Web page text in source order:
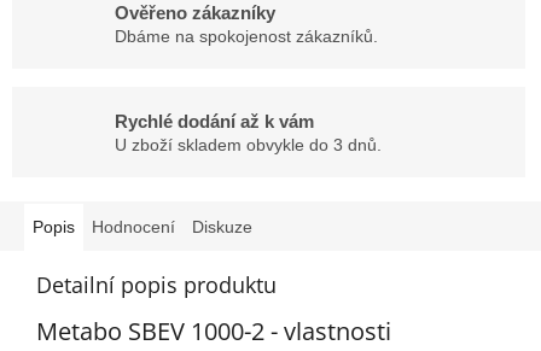
Ověřeno zákazníky
Dbáme na spokojenost zákazníků.
Rychlé dodání až k vám
U zboží skladem obvykle do 3 dnů.
Popis Hodnocení Diskuze
Detailní popis produktu
Metabo SBEV 1000-2 - vlastnosti